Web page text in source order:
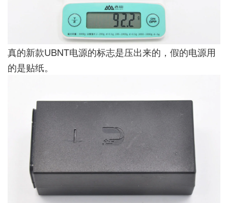
真的新款UBNT电源的标志是压出来的，假的电源用
的是贴纸。